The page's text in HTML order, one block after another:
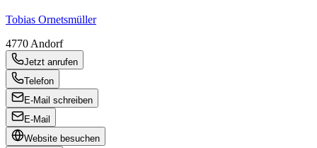
Tobias Ornetsmüller
4770 Andorf
Jetzt anrufen
Telefon
E-Mail schreiben
E-Mail
Website besuchen